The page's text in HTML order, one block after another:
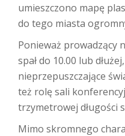
umieszczono mapę
do tego miasta
Ponieważ prowadzący
spał do 10.00 lub
nieprzepuszczające
też rolę sali
trzymetrowej długości
Mimo skromnego